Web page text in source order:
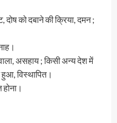
को दबाने की क्रिया, दमन ;
असहाय ; किसी अन्य देश में
विस्थापित।